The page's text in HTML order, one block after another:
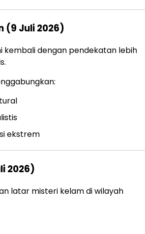
(9 Juli 2026)
kembali dengan pendekatan lebih
ekstrem
2026)
latar misteri kelam di wilayah